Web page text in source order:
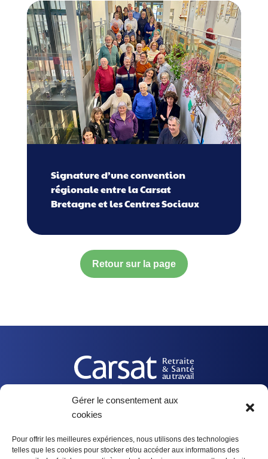
Gérer le consentement aux
cookies
Pour offrir les meilleures expériences, nous utilisons des technologies
telles que les cookies pour stocker et/ou accéder aux informations des
Signature d’une convention
régionale entre la Carsat
Bretagne et les Centres Sociaux
Retour sur la page